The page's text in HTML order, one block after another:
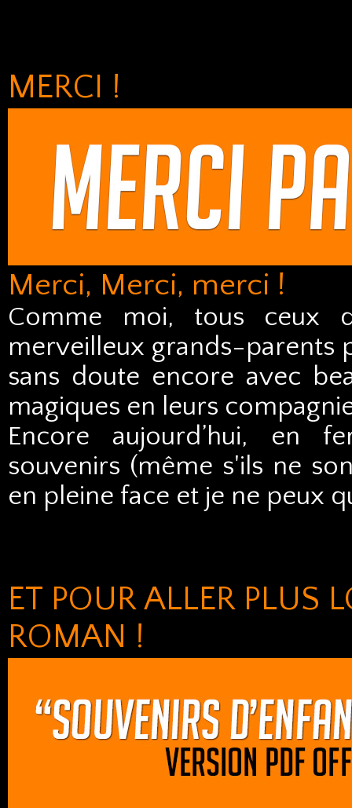
MERCI !
Merci, Merci, merci !
Comme moi, tous ceux
merveilleux grands-parents
sans doute encore avec
magiques en leurs
Encore aujourd’hui, en
souvenirs (même s'ils ne
en pleine face et je ne peux
ET POUR ALLER PLUS
ROMAN !